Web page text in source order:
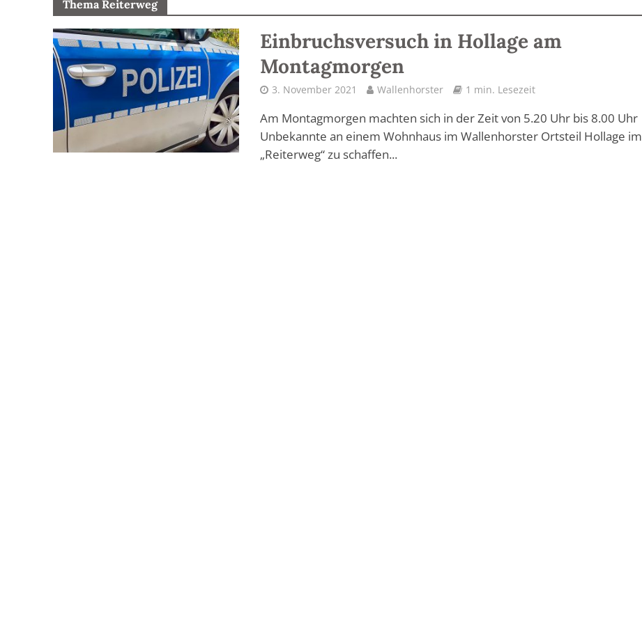
Thema Reiterweg
Einbruchsversuch in Hollage am
Montagmorgen
3. November 2021 Wallenhorster 1 min. Lesezeit
Am Montagmorgen machten sich in der Zeit von 5.20 Uhr bis 8.00 Uhr
Unbekannte an einem Wohnhaus im Wallenhorster Ortsteil Hollage im
„Reiterweg“ zu schaffen...